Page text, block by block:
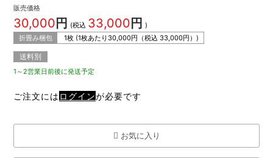
販売価格
30,000 円 (税込 33,000 円 )
折畳み梱包
1枚 (1枚あたり 30,000円（税込 33,000円）)
送料別
1～2営業日前後に発送予定
ご注文には ログインが必要です
お気に入り